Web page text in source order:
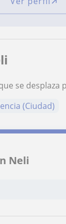
se desplaza
(Ciudad)
Neli